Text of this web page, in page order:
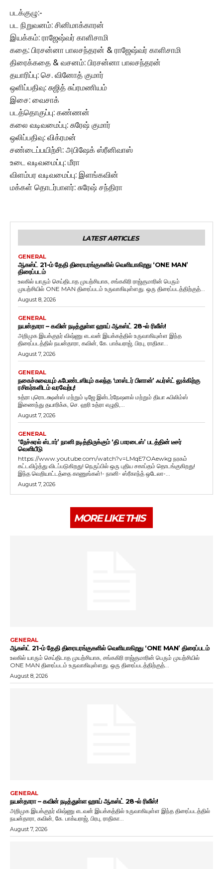
படக்குழு:-
பட நிறுவனம்: சினிமாக்காரன்
இயக்கம்: ராஜேஷ்வர் காளிசாமி
கதை: பிரசன்னா பாலசந்தரன் & ராஜேஷ்வர் காளிசாமி
திரைக்கதை & வசனம்: பிரசன்னா பாலசந்தரன்
தயாரிப்பு: செ. வினோத் குமார்
ஒளிப்பதிவு: சுஜித் சுப்ரமணியம்
இசை: வைசாக்
படத்தொகுப்பு: கண்ணன்
கலை வடிவமைப்பு: சுரேஷ் குமார்
ஒலிப்பதிவு: விக்ரமன்
சண்டைப்பயிற்சி: அபிஷேக் ஸ்ரீனிவாஸ்
உடை வடிவமைப்பு: மீரா
விளம்பர வடிவமைப்பு: இளங்கவின்
மக்கள் தொடர்பாளர்: சுரேஷ் சந்திரா
LATEST ARTICLES
GENERAL
ஆகஸ்ட் 21-ம் தேதி திரையரங்குகளில் வெளியாகிறது ‘ONE MAN’
திரைப்படம்
உலகில் யாரும் செய்திடாத முயற்சியாக, சங்ககிரி ராஜ்குமாரின் பெரும்
முயற்சியில் ONE MAN திரைப்படம் உருவாகியுள்ளது. ஒரு திரைப்படத்திற்குத்...
August 8, 2026
GENERAL
நயன்தாரா – கவின் நடித்துள்ள ஹாய் ஆகஸ்ட் 28-ல் ரிலீஸ்!
அறிமுக இயக்குநர் விஷ்ணு எடவன் இயக்கத்தில் உருவாகியுள்ள இந்த
திரைப்படத்தில் நயன்தாரா, கவின், கே. பாக்யராஜ், பிரபு, ராதிகா...
August 7, 2026
GENERAL
நகைச்சுவையும் ஃபேண்டஸியும் கலந்த ‘மாஸ்டர் பிளான்’ ஃபர்ஸ்ட் லுக்கிற்கு
ரசிகர்களிடம் வரவேற்பு!
உத்ரா புரொடக்ஷன்ஸ் மற்றும் டிஜே இன்டர்நேஷனல் மற்றும் தியா ஃபிலிம்ஸ்
இணைந்து தயாரிக்க, செ. ஹரி உத்ரா எழுதி,...
August 7, 2026
GENERAL
‘நேச்சுரல் ஸ்டார்’ நானி நடித்திருக்கும் ‘தி பாரடைஸ்’ படத்தின் டீசர்
வெளியீடு
https://www.youtube.com/watch?v=LMqE7OAewkg நரகம்
கட்டவிழ்த்து விடப்படுகிறது! நெருப்பில் ஒரு புதிய சகாப்தம் தொடங்குகிறது!
இந்த வெறியாட்டத்தை காணுங்கள்!- நானி- ஸ்ரீகாந்த் ஒடேலா-...
August 7, 2026
MORE LIKE THIS
GENERAL
ஆகஸ்ட் 21-ம் தேதி திரையரங்குகளில் வெளியாகிறது ‘ONE MAN’ திரைப்படம்
உலகில் யாரும் செய்திடாத முயற்சியாக, சங்ககிரி ராஜ்குமாரின் பெரும் முயற்சியில்
ONE MAN திரைப்படம் உருவாகியுள்ளது. ஒரு திரைப்படத்திற்குத்...
August 8, 2026
GENERAL
நயன்தாரா – கவின் நடித்துள்ள ஹாய் ஆகஸ்ட் 28-ல் ரிலீஸ்!
அறிமுக இயக்குநர் விஷ்ணு எடவன் இயக்கத்தில் உருவாகியுள்ள இந்த திரைப்படத்தில்
நயன்தாரா, கவின், கே. பாக்யராஜ், பிரபு, ராதிகா...
August 7, 2026